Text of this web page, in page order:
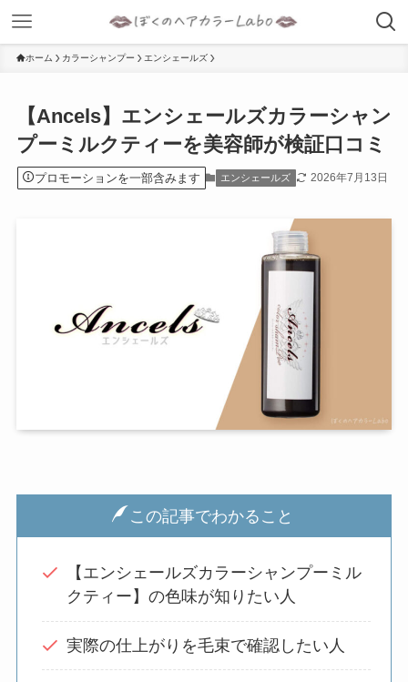
ホーム カラーシャンプー エンシェールズ
【Ancels】エンシェールズカラーシャン
プーミルクティーを美容師が検証口コミ
プロモーションを一部含みます エンシェールズ 2026年7月13日
この記事でわかること
【エンシェールズカラーシャンプーミル
クティー】の色味が知りたい人
実際の仕上がりを毛束で確認したい人